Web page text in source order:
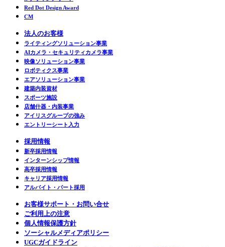
Red Dot Design Award
CM
法人のお客様
ライティングソリューション事業
AIカメラ・セキュリティカメラ事業
映像ソリューション事業
ロボティクス事業
エアソリューション事業
建築内装資材
スポーツ施設
店舗什器・内装事業
アイリスグループの強み
エントリーシート入力
採用情報
新卒採用情報
インターンシップ情報
高卒採用情報
キャリア採用情報
アルバイト・パート採用
お客様サポート・お問い合せ
ご利用上の注意
個人情報保護方針
ソーシャルメディアポリシー
UGCガイドライン